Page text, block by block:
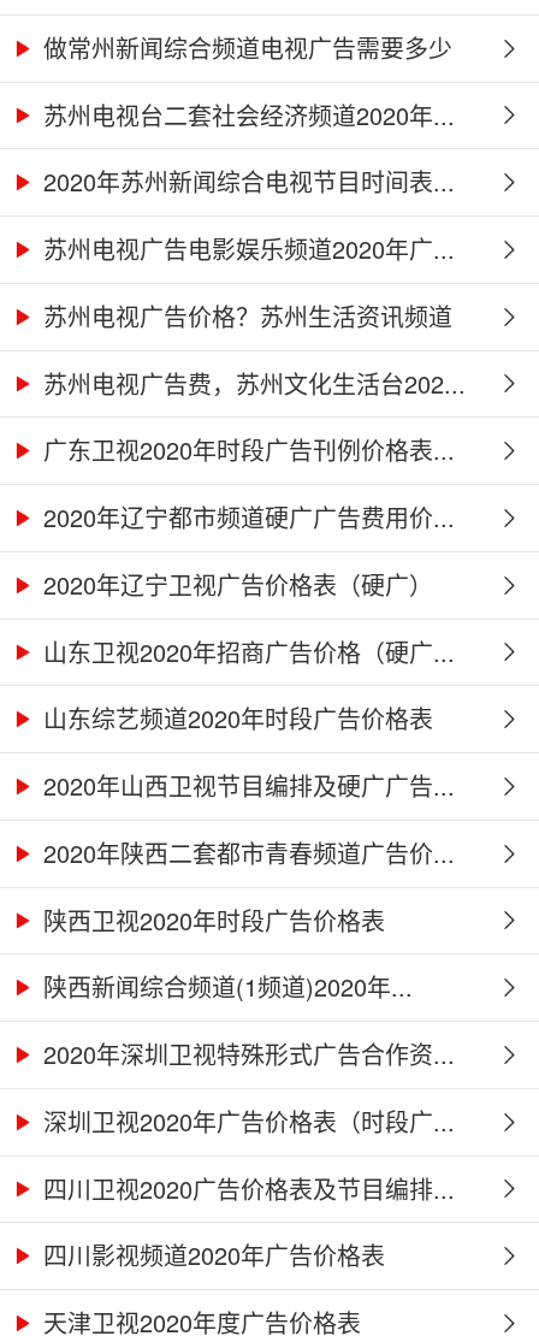
做常州新闻综合频道电视广告需要多少
钱...苏州电视台二套社会经济频道2020年...
2020年苏州新闻综合电视节目时间表...
苏州电视广告电影娱乐频道2020年广...
苏州电视广告价格？苏州生活资讯频道
2...苏州电视广告费，苏州文化生活台202...
广东卫视2020年时段广告刊例价格表...
2020年辽宁都市频道硬广广告费用价...
2020年辽宁卫视广告价格表（硬广）
山东卫视2020年招商广告价格（硬广...
山东综艺频道2020年时段广告价格表
2020年山西卫视节目编排及硬广广告...
2020年陕西二套都市青春频道广告价...
陕西卫视2020年时段广告价格表
陕西新闻综合频道(1频道)2020年...
2020年深圳卫视特殊形式广告合作资...
深圳卫视2020年广告价格表（时段广...
四川卫视2020广告价格表及节目编排...
四川影视频道2020年广告价格表
天津卫视2020年度广告价格表